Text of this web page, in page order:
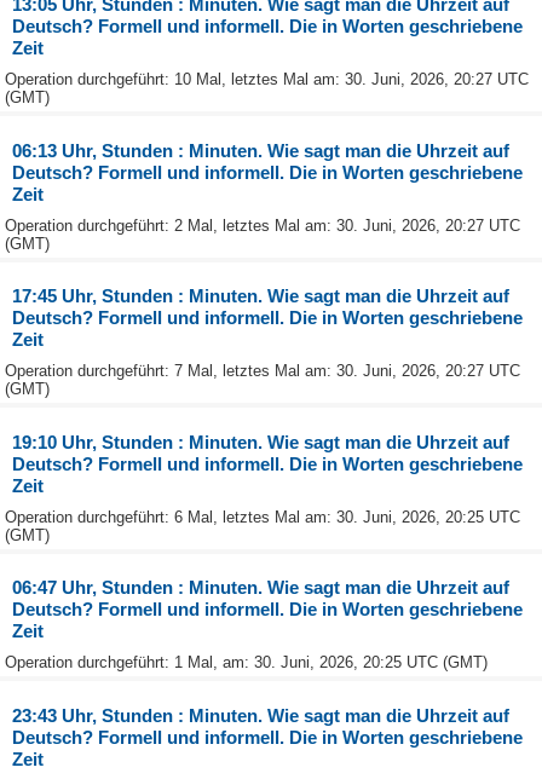
13:05 Uhr, Stunden : Minuten. Wie sagt man die Uhrzeit auf
Deutsch? Formell und informell. Die in Worten geschriebene
Zeit
Operation durchgeführt: 10 Mal, letztes Mal am: 30. Juni, 2026, 20:27 UTC
(GMT)
06:13 Uhr, Stunden : Minuten. Wie sagt man die Uhrzeit auf
Deutsch? Formell und informell. Die in Worten geschriebene
Zeit
Operation durchgeführt: 2 Mal, letztes Mal am: 30. Juni, 2026, 20:27 UTC
(GMT)
17:45 Uhr, Stunden : Minuten. Wie sagt man die Uhrzeit auf
Deutsch? Formell und informell. Die in Worten geschriebene
Zeit
Operation durchgeführt: 7 Mal, letztes Mal am: 30. Juni, 2026, 20:27 UTC
(GMT)
19:10 Uhr, Stunden : Minuten. Wie sagt man die Uhrzeit auf
Deutsch? Formell und informell. Die in Worten geschriebene
Zeit
Operation durchgeführt: 6 Mal, letztes Mal am: 30. Juni, 2026, 20:25 UTC
(GMT)
06:47 Uhr, Stunden : Minuten. Wie sagt man die Uhrzeit auf
Deutsch? Formell und informell. Die in Worten geschriebene
Zeit
Operation durchgeführt: 1 Mal, am: 30. Juni, 2026, 20:25 UTC (GMT)
23:43 Uhr, Stunden : Minuten. Wie sagt man die Uhrzeit auf
Deutsch? Formell und informell. Die in Worten geschriebene
Zeit